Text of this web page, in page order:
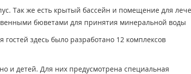
Так же есть крытый бассейн и помещение для
бюветами для принятия минеральной воды
здесь было разработано 12 комплексов
и детей. Для них предусмотрена специальная